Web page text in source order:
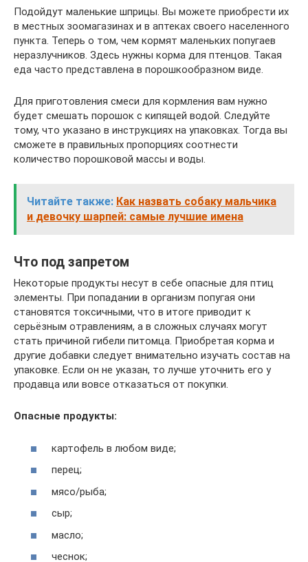
Подойдут маленькие шприцы. Вы можете приобрести их
в местных зоомагазинах и в аптеках своего населенного
пункта. Теперь о том, чем кормят маленьких попугаев
неразлучников. Здесь нужны корма для птенцов. Такая
еда часто представлена в порошкообразном виде.
Для приготовления смеси для кормления вам нужно
будет смешать порошок с кипящей водой. Следуйте
тому, что указано в инструкциях на упаковках. Тогда вы
сможете в правильных пропорциях соотнести
количество порошковой массы и воды.
Читайте также: Как назвать собаку мальчика
и девочку шарпей: самые лучшие имена
Что под запретом
Некоторые продукты несут в себе опасные для птиц
элементы. При попадании в организм попугая они
становятся токсичными, что в итоге приводит к
серьёзным отравлениям, а в сложных случаях могут
стать причиной гибели питомца. Приобретая корма и
другие добавки следует внимательно изучать состав на
упаковке. Если он не указан, то лучше уточнить его у
продавца или вовсе отказаться от покупки.
Опасные продукты:
картофель в любом виде;
перец;
мясо/рыба;
сыр;
масло;
чеснок;